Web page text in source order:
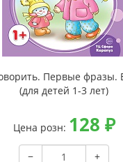
Первые фразы.
(для детей 1-3 лет)
Цена розн: 128 ₽
−
+